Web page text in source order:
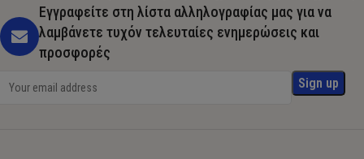
Εγγραφείτε στη λίστα αλληλογραφίας μας για να
λαμβάνετε τυχόν τελευταίες ενημερώσεις και
προσφορές